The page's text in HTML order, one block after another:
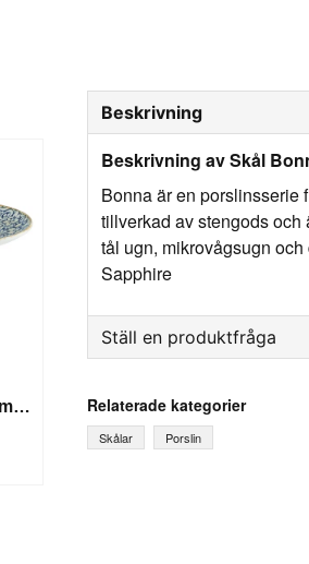
Tallrik Djup Alhambra 27cm/6st
Beskrivning
Beskrivning av Skål
Bonna är en porslinsserie
tillverkad av stengods och
tål ugn, mikrovågsugn
Sapphire
Ställ en produktfråga
Fråga oss något om
Relaterade kategorier
Skålar Porslin